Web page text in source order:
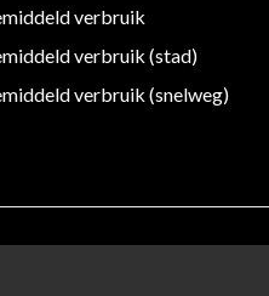
verbruik
verbruik (stad)
verbruik (snelweg)